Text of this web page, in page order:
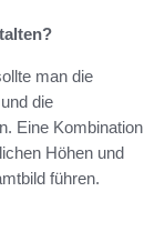
man die
die
Eine Kombination
Höhen und
führen.